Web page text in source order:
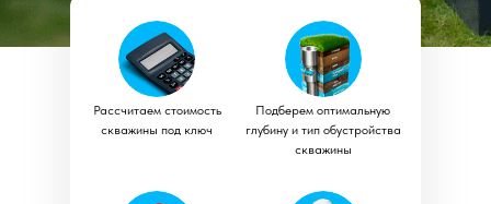
Подберем оптимальную
глубину и тип обустройства
скважины
Рассчитаем стоимость
скважины под ключ